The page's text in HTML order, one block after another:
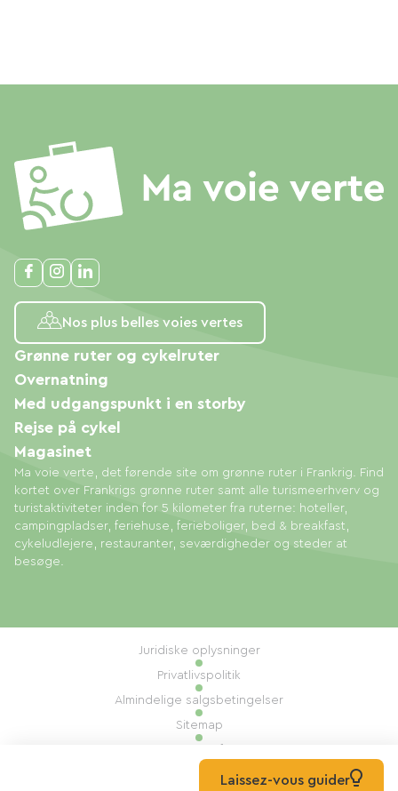
Nos plus belles voies vertes
Ma voie verte, det førende site om grønne ruter i Frankrig. Find
kortet over Frankrigs grønne ruter samt alle turismeerhverv og
turistaktiviteter inden for 5 kilometer fra ruterne: hoteller,
campingpladser, feriehuse, ferieboliger, bed & breakfast,
cykeludlejere, restauranter, seværdigheder og steder at
besøge.
Grønne ruter og cykelruter
Overnatning
Med udgangspunkt i en storby
Rejse på cykel
Magasinet
Juridiske oplysninger
Privatlivspolitik
Almindelige salgsbetingelser
Sitemap
Udført af: Mill, PrivasLaissez-vous guider